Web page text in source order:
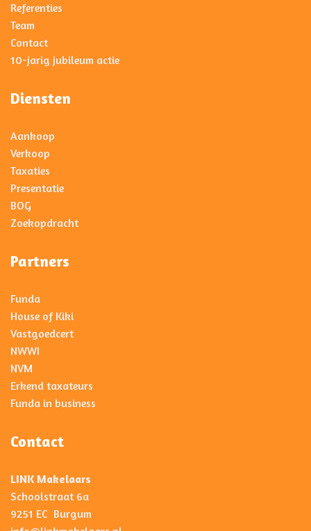
Referenties
Team
Contact
10-jarig jubileum actie
Diensten
Aankoop
Verkoop
Taxaties
Presentatie
BOG
Zoekopdracht
Partners
Funda
House of Kiki
Vastgoedcert
NWWI
NVM
Erkend taxateurs
Funda in business
Contact
LINK Makelaars
Schoolstraat 6a
9251 EC Burgum